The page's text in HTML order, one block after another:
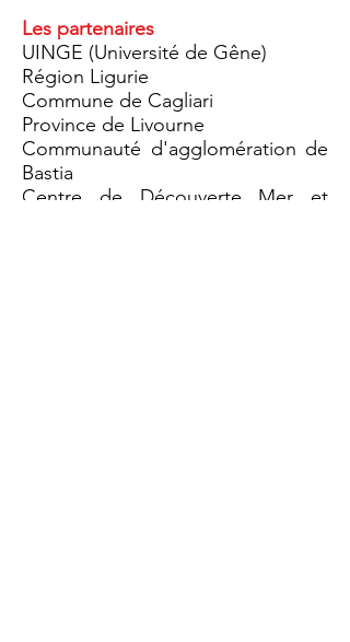
Les partenaires
UINGE (Université de Gêne)
Région Ligurie
Commune de Cagliari
Province de Livourne
Communauté d'agglomération de
Bastia
Centre de Découverte Mer et